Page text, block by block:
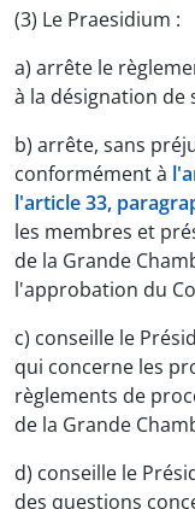
(3) Le Praesidium :
a) arrête le
à la désignation de
b) arrête, sans
conformément à
l'article 33,
les membres et
de la Grande
l'approbation du
c) conseille le
qui concerne les
règlements de
de la Grande
d) conseille le
des questions